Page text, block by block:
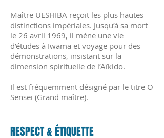
Maître UESHIBA reçoit les plus hautes
distinctions impériales. Jusqu’à sa mort
le 26 avril 1969, il mène une vie
d’études à Iwama et voyage pour des
démonstrations, insistant sur la
dimension spirituelle de l’Aïkido.
Il est fréquemment désigné par le titre O
Sensei (Grand maître).
RESPECT & ÉTIQUETTE